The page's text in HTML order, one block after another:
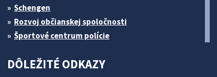
Schengen
Rozvoj občianskej spoločnosti
Športové centrum polície
DÔLEŽITÉ ODKAZY